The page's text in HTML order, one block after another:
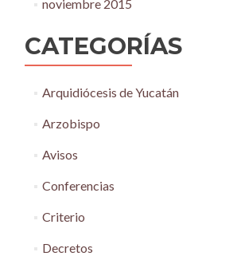
noviembre 2015
CATEGORÍAS
Arquidiócesis de Yucatán
Arzobispo
Avisos
Conferencias
Criterio
Decretos